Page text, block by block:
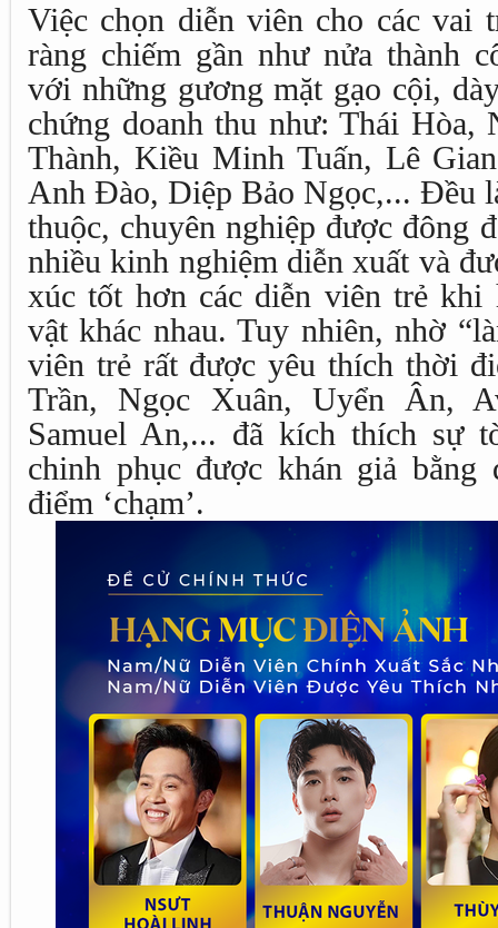
Việc chọn diễn viên cho các vai
ràng chiếm gần như nửa thành
với những gương mặt gạo cội,
chứng doanh thu như: Thái
Thành, Kiều Minh Tuấn, Lê
Anh Đào, Diệp Bảo Ngọc,... Đều
thuộc, chuyên nghiệp được đông
nhiều kinh nghiệm diễn xuất và
xúc tốt hơn các diễn viên trẻ khi
vật khác nhau. Tuy nhiên, nhờ
viên trẻ rất được yêu thích thời
Trần, Ngọc Xuân, Uyển Ân,
Samuel An,... đã kích thích sự
chinh phục được khán giả bằng
điểm ‘chạm’.